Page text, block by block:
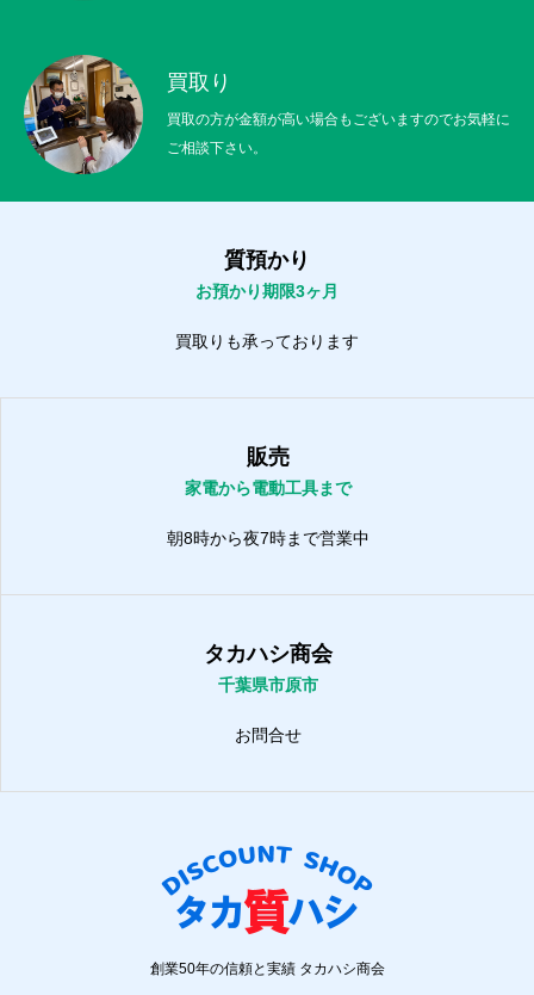
買取り
買取の方が金額が高い場合もございますのでお気軽に
ご相談下さい。
質預かり
お預かり期限3ヶ月
買取りも承っております
販売
家電から電動工具まで
朝8時から夜7時まで営業中
タカハシ商会
千葉県市原市
お問合せ
創業50年の信頼と実績 タカハシ商会